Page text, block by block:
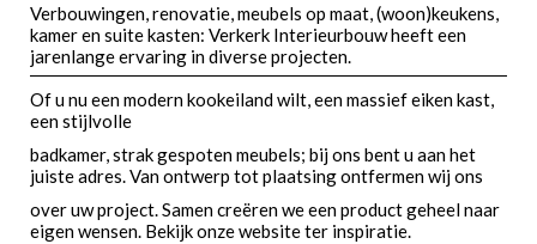
Verbouwingen, renovatie, meubels op maat, (woon)keukens,
kamer en suite kasten: Verkerk Interieurbouw heeft een
jarenlange ervaring in diverse projecten.
Of u nu een modern kookeiland wilt, een massief eiken kast,
een stijlvolle
badkamer, strak gespoten meubels; bij ons bent u aan het
juiste adres. Van ontwerp tot plaatsing ontfermen wij ons
over uw project. Samen creëren we een product geheel naar
eigen wensen. Bekijk onze website ter inspiratie.